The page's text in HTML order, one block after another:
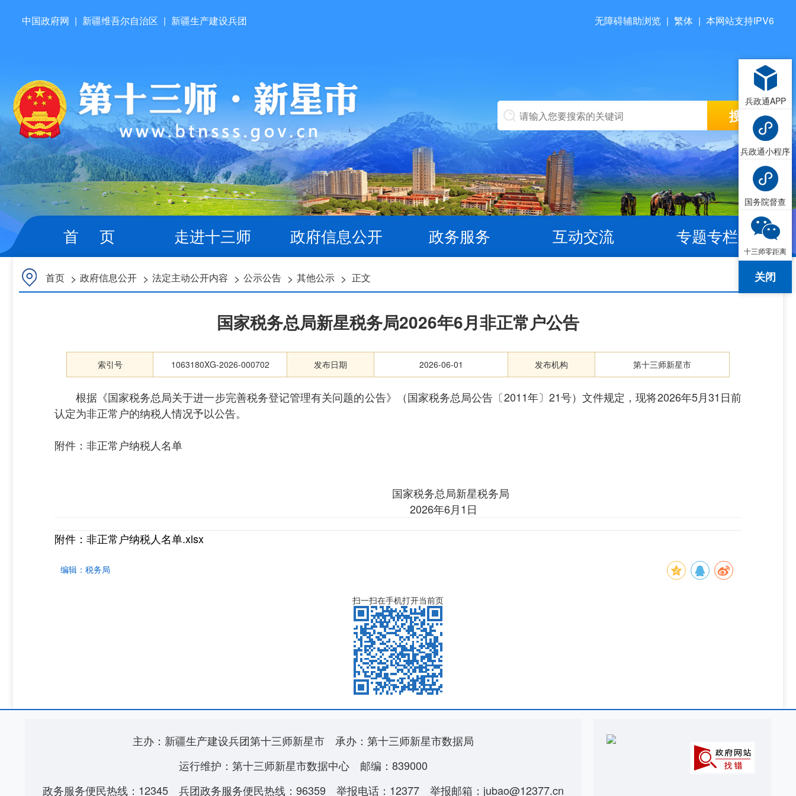
中国政府网 | 新疆维吾尔自治区 | 新疆生产建设兵团 无障碍辅助浏览 | 繁体 | 本网站支持IPV6
首 页 走进十三师 政府信息公开 政务服务 互动交流 专题专栏
首页 > 政府信息公开 > 法定主动公开内容 > 公示公告 > 其他公示 > 正文
国家税务总局新星税务局2026年6月非正常户公告
索引号 1063180XG-2026-000702 发布日期 2026-06-01 发布机构 第十三师新星市
根据《国家税务总局关于进一步完善税务登记管理有关问题的公告》（国家税务总局公告〔2011年〕21号）文件规定，现将2026年5月31日前
认定为非正常户的纳税人情况予以公告。
附件：非正常户纳税人名单
国家税务总局新星税务局
2026年6月1日
附件：非正常户纳税人名单.xlsx
编辑： 税务局
扫一扫在手机打开当前页
主办：新疆生产建设兵团第十三师新星市
承办：第十三师新星市数据局
运行维护：第十三师新星市数据中心
邮编：839000
政务服务便民热线：12345
兵团政务服务便民热线：96359 举报电话：12377 举报邮箱：jubao@12377.cn
兵政通APP
兵政通小程序
国务院督查
十三师零距离
关闭